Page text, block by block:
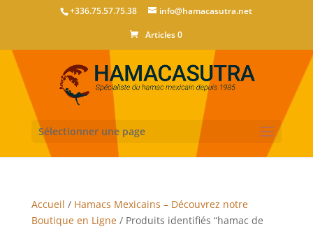
+336.75.57.75.38
info@hamacasutra.net
Articles 0
Sélectionner une page
Accueil / Hamacs Mexicains – Découvrez notre
Boutique en Ligne/ Produits identifiés “hamac de